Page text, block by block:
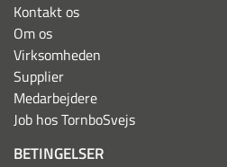
Kontakt os
Om os
Virksomheden
Supplier
Medarbejdere
Job hos TornboSvejs
BETINGELSER